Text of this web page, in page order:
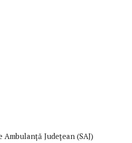
Județean (SAJ)